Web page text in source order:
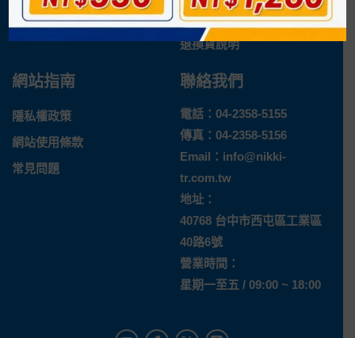
最新消息
運送方式
退換貨說明
網站指南
隱私權政策
網站使用條款
常見問題
聯絡我們
電話： 04-2358-5155
傳真：04-2358-5156
Email： info@nikki-
tr.com.tw
地址：
40768 台中市西屯區工業區
40路6號
營業時間：
星期一至五 / 09:00 ~ 18:00